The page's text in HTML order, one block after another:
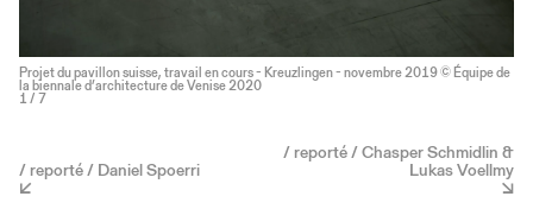
Projet du pavillon suisse, travail en cours - Kreuzlingen - novembre 2019 © Équipe de
la biennale d’architecture de Venise 2020
1 / 7
/ reporté / Daniel Spoerri
/ reporté / Chasper Schmidlin &
Lukas Voellmy